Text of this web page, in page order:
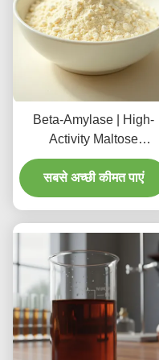
Beta-Amylase | High-
Activity Maltose
Generation Specialist for
Brewing & Vinegar
Production
सबसे अच्छी कीमत पाएं